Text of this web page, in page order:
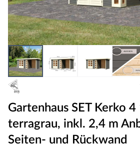
Gartenhaus SET Kerko 4
terragrau, inkl. 2,4 m
Seiten- und Rückwand